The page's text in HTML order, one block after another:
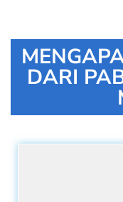
DARI